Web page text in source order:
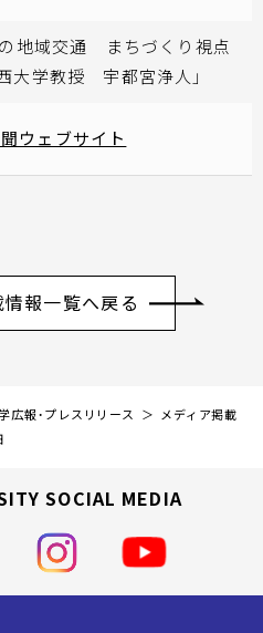
の地域交通 まちづくり視点
学教授 宇都宮浄人」
ウェブサイト
報一覧へ戻る
広報・プレスリリース
メディア掲載
SOCIAL MEDIA